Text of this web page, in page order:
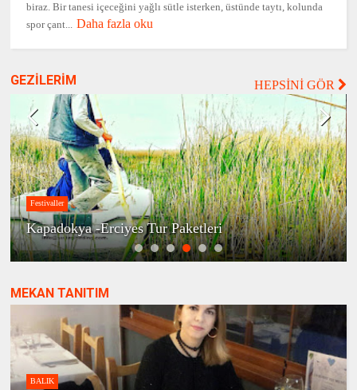
biraz. Bir tanesi içeceğini yağlı sütle isterken, üstünde taytı, kolunda
spor çant... Daha fazla oku
GEZİLERİM HEPSİNİ GÖR
Festivaller
Kapadokya -Erciyes Tur Paketleri
MEKAN TANITIM
BALIK